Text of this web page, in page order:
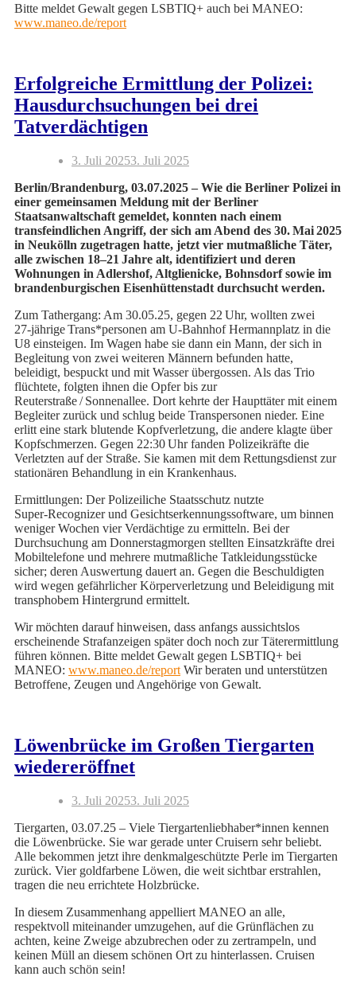
Bitte meldet Gewalt gegen LSBTIQ+ auch bei MANEO:
www.maneo.de/report
Erfolgreiche Ermittlung der Polizei:
Hausdurchsuchungen bei drei
Tatverdächtigen
3. Juli 20253. Juli 2025
Berlin/Brandenburg, 03.07.2025 – Wie die Berliner Polizei in
einer gemeinsamen Meldung mit der Berliner
Staatsanwaltschaft gemeldet, konnten nach einem
transfeindlichen Angriff, der sich am Abend des 30. Mai 2025
in Neukölln zugetragen hatte, jetzt vier mutmaßliche Täter,
alle zwischen 18–21 Jahre alt, identifiziert und deren
Wohnungen in Adlershof, Altglienicke, Bohnsdorf sowie im
brandenburgischen Eisenhüttenstadt durchsucht werden.
Zum Tathergang: Am 30.05.25, gegen 22 Uhr, wollten zwei
27‑jährige Trans*personen am U‑Bahnhof Hermannplatz in die
U8 einsteigen. Im Wagen habe sie dann ein Mann, der sich in
Begleitung von zwei weiteren Männern befunden hatte,
beleidigt, bespuckt und mit Wasser übergossen. Als das Trio
flüchtete, folgten ihnen die Opfer bis zur
Reuterstraße / Sonnenallee. Dort kehrte der Haupttäter mit einem
Begleiter zurück und schlug beide Transpersonen nieder. Eine
erlitt eine stark blutende Kopfverletzung, die andere klagte über
Kopfschmerzen. Gegen 22:30 Uhr fanden Polizeikräfte die
Verletzten auf der Straße. Sie kamen mit dem Rettungsdienst zur
stationären Behandlung in ein Krankenhaus.
Ermittlungen: Der Polizeiliche Staatsschutz nutzte
Super‑Recognizer und Gesichtserkennungssoftware, um binnen
weniger Wochen vier Verdächtige zu ermitteln. Bei der
Durchsuchung am Donnerstagmorgen stellten Einsatzkräfte drei
Mobiltelefone und mehrere mutmaßliche Tatkleidungsstücke
sicher; deren Auswertung dauert an. Gegen die Beschuldigten
wird wegen gefährlicher Körperverletzung und Beleidigung mit
transphobem Hintergrund ermittelt.
Wir möchten darauf hinweisen, dass anfangs aussichtslos
erscheinende Strafanzeigen später doch noch zur Täterermittlung
führen können. Bitte meldet Gewalt gegen LSBTIQ+ bei
MANEO: www.maneo.de/report Wir beraten und unterstützen
Betroffene, Zeugen und Angehörige von Gewalt.
Löwenbrücke im Großen Tiergarten
wiedereröffnet
3. Juli 20253. Juli 2025
Tiergarten, 03.07.25 – Viele Tiergartenliebhaber*innen kennen
die Löwenbrücke. Sie war gerade unter Cruisern sehr beliebt.
Alle bekommen jetzt ihre denkmalgeschützte Perle im Tiergarten
zurück. Vier goldfarbene Löwen, die weit sichtbar erstrahlen,
tragen die neu errichtete Holzbrücke.
In diesem Zusammenhang appelliert MANEO an alle,
respektvoll miteinander umzugehen, auf die Grünflächen zu
achten, keine Zweige abzubrechen oder zu zertrampeln, und
keinen Müll an diesem schönen Ort zu hinterlassen. Cruisen
kann auch schön sein!